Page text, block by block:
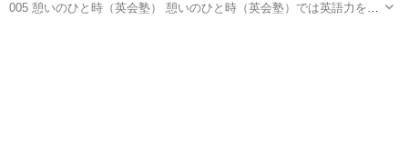
005 憩いのひと時（英会塾） 憩いのひと時（英会塾）では英語力を高